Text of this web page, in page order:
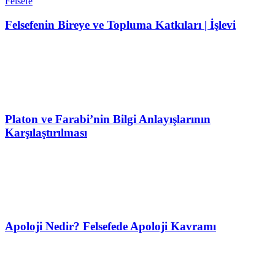
Felsefenin Bireye ve Topluma Katkıları | İşlevi
Platon ve Farabi’nin Bilgi Anlayışlarının
Karşılaştırılması
Apoloji Nedir? Felsefede Apoloji Kavramı